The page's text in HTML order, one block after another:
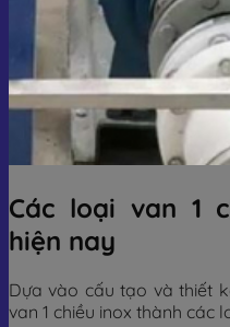
Các loại van 1
hiện nay
Dựa vào cấu tạo và thiết
van 1 chiều inox thành các